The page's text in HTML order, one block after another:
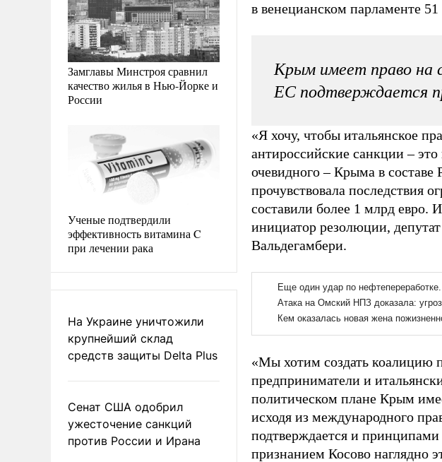
Замглавы Минстроя сравнил
качество жилья в Нью-Йорке и
России
Ученые подтвердили
эффективность витамина C
при лечении рака
На Украине уничтожили
крупнейший склад
средств защиты Delta Plus
Сенат США одобрил
ужесточение санкций
против России и Ирана
в венецианском парламенте 51
Крым имеет право на
ЕС подтверждается
«Я хочу, чтобы итальянское
антироссийские санкции –
очевидного – Крыма в
прочувствовала последствия
составили более 1 млрд евро.
инициатор резолюции,
Вальдегамбери.
«Мы хотим создать коалицию
предприниматели и
политическом плане Крым
исходя из международного
подтверждается и
признанием Косово наглядно